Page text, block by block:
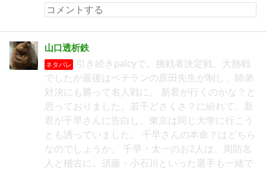
山口透析鉄
ネタバレ
引き続きpalcyで。挑戦者決定戦、大熱戦
でしたが最後はベテランの原田先生が制し、師弟
対決にも勝って名人戦に。 新君が行くのかな？と
思っておりました。若干どさくさ？に紛れて、新
君が千早さんに告白し、東京は同じ大学に行こう
とも誘っていました。 千早さんの本命？はどちら
なのでしょうか。 千早・太一のお2人は、周防名
人と稽古に。須藤・小石川といった選手も一緒で